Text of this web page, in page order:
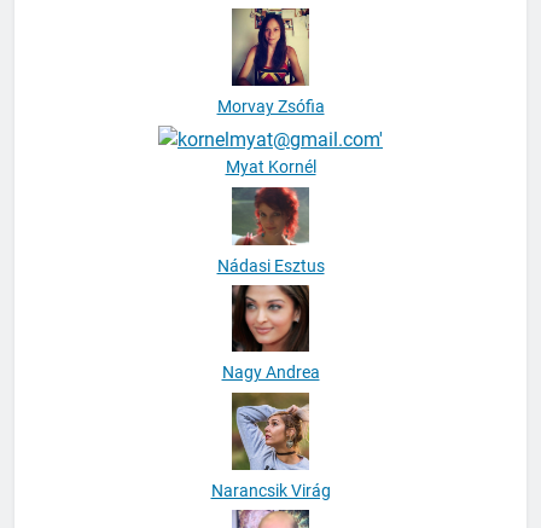
Morvay Zsófia
Myat Kornél
Nádasi Esztus
Nagy Andrea
Narancsik Virág